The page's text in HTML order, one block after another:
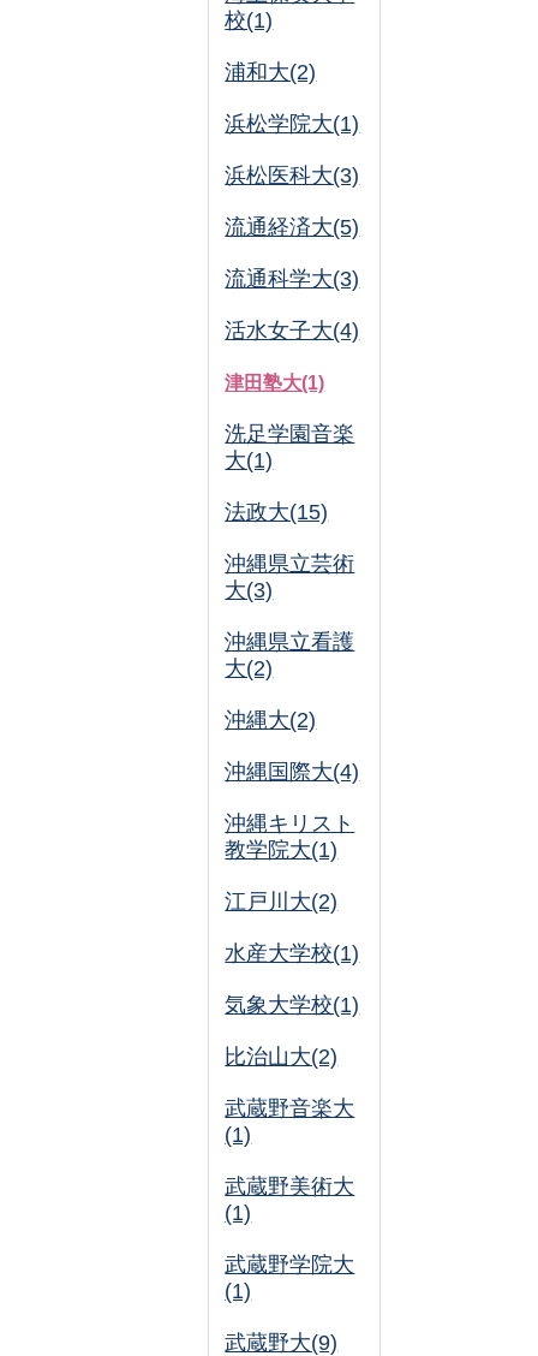
校(1)
浦和大(2)
浜松学院大(1)
浜松医科大(3)
流通経済大(5)
流通科学大(3)
活水女子大(4)
津田塾大(1)
洗足学園音楽
大(1)
法政大(15)
沖縄県立芸術
大(3)
沖縄県立看護
大(2)
沖縄大(2)
沖縄国際大(4)
沖縄キリスト
教学院大(1)
江戸川大(2)
水産大学校(1)
気象大学校(1)
比治山大(2)
武蔵野音楽大
(1)
武蔵野美術大
(1)
武蔵野学院大
(1)
武蔵野大(9)